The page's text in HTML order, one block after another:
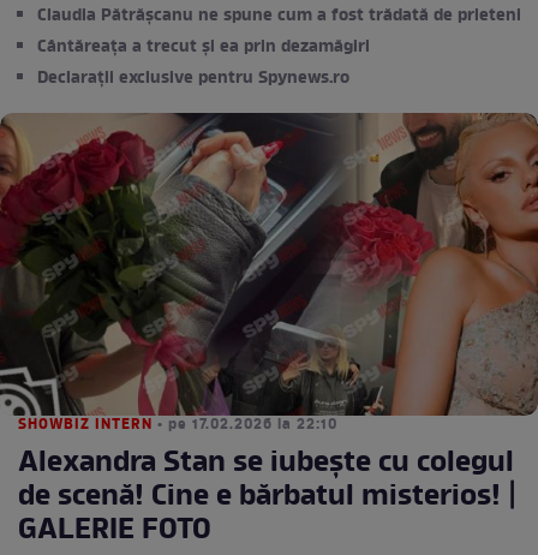
Claudia Pătrășcanu ne spune cum a fost trădată de prieteni
Cântăreața a trecut și ea prin dezamăgiri
Declarații exclusive pentru Spynews.ro
SHOWBIZ INTERN • pe 17.02.2026 la 22:10
Alexandra Stan se iubește cu colegul
de scenă! Cine e bărbatul misterios! |
GALERIE FOTO